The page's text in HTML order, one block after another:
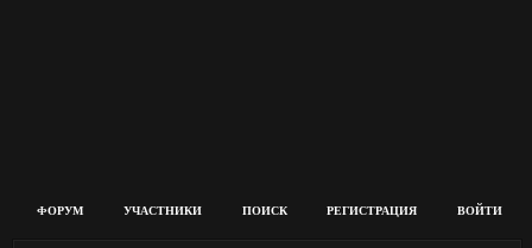
ФОРУМ УЧАСТНИКИ ПОИСК РЕГИСТРАЦИЯ ВОЙТИ